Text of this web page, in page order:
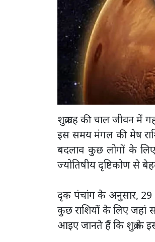
शुक्र ग्रह की चाल जीवन में
इस समय मंगल की मेष
बदलाव कुछ लोगों के लिए
ज्योतिषीय दृष्टिकोण से
दृक पंचांग के अनुसार, 29
कुछ राशियों के लिए जहां
आइए जानते हैं कि शुक्र के